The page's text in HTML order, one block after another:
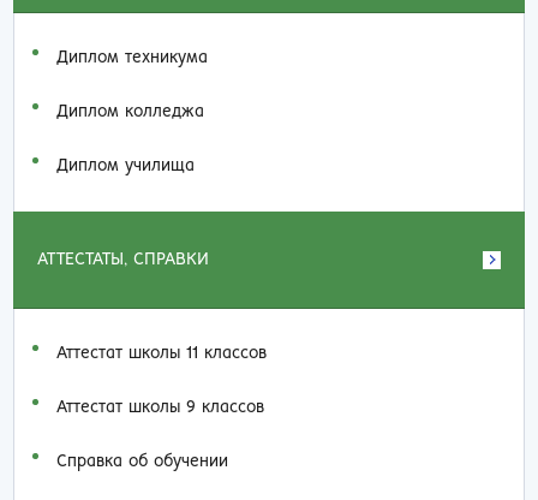
Диплом техникума
Диплом колледжа
Диплом училища
АТТЕСТАТЫ, СПРАВКИ
Аттестат школы 11 классов
Аттестат школы 9 классов
Справка об обучении